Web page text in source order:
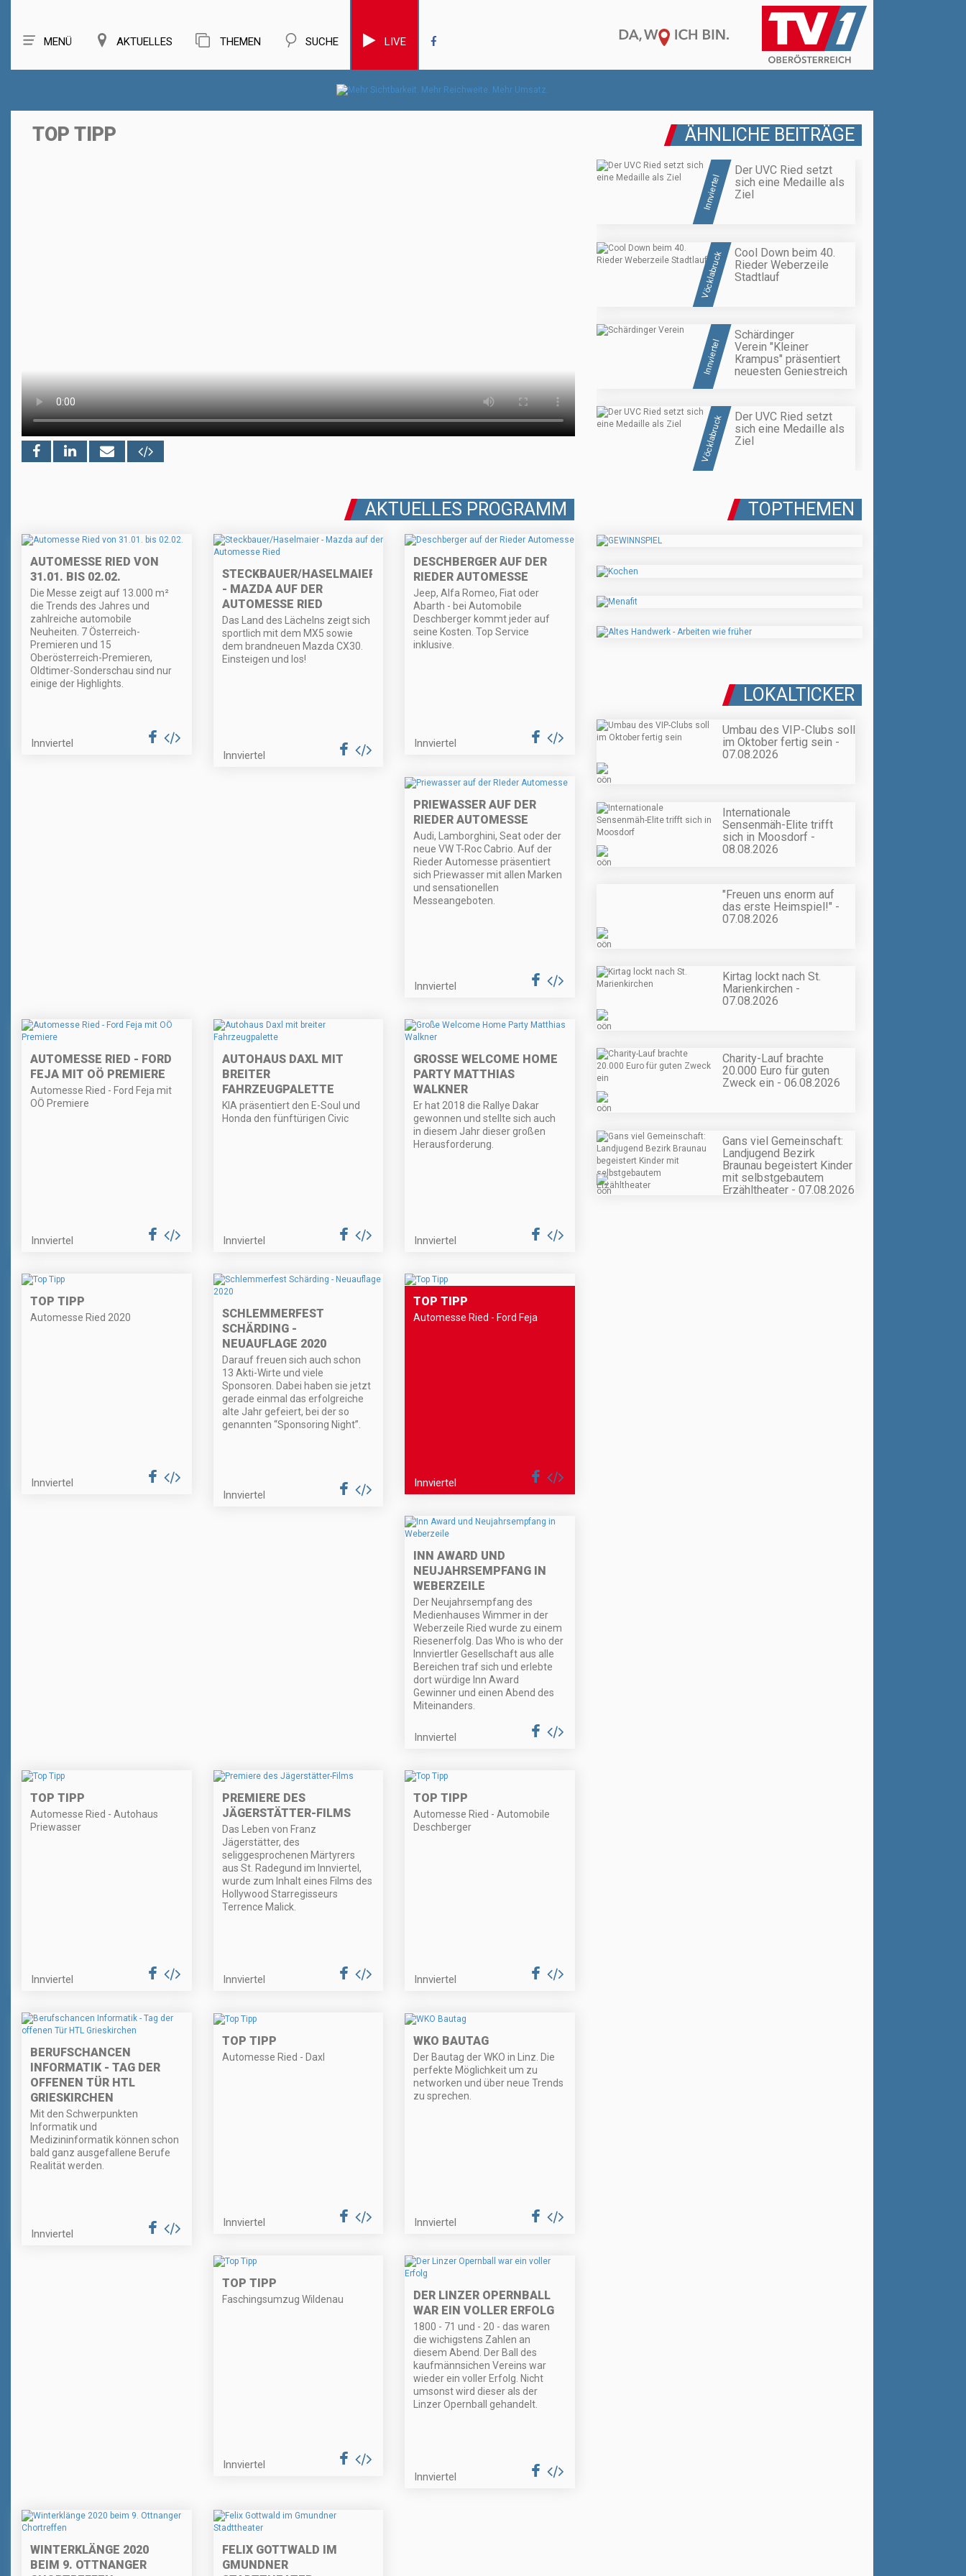
MENÜ AKTUELLES THEMEN SUCHE LIVE
TOP TIPP ÄHNLICHE BEITRÄGE
Innviertel
Der UVC Ried setzt
sich eine Medaille als
Ziel
Vöcklabruck
Cool Down beim 40.
Rieder Weberzeile
Stadtlauf
Innviertel
Schärdinger
Verein "Kleiner
Krampus" präsentiert
neuesten Geniestreich
Vöcklabruck
Der UVC Ried setzt
sich eine Medaille als
Ziel
AKTUELLES PROGRAMM
AUTOMESSE RIED VON
31.01. BIS 02.02.
Die Messe zeigt auf 13.000 m²
die Trends des Jahres und
zahlreiche automobile
Neuheiten. 7 Österreich-
Premieren und 15
Oberösterreich-Premieren,
Oldtimer-Sonderschau sind nur
einige der Highlights.
Innviertel
STECKBAUER/HASELMAIER
- MAZDA AUF DER
AUTOMESSE RIED
Das Land des Lächelns zeigt sich
sportlich mit dem MX5 sowie
dem brandneuen Mazda CX30.
Einsteigen und los!
Innviertel
DESCHBERGER AUF DER
RIEDER AUTOMESSE
Jeep, Alfa Romeo, Fiat oder
Abarth - bei Automobile
Deschberger kommt jeder auf
seine Kosten. Top Service
inklusive.
Innviertel
PRIEWASSER AUF DER
RIEDER AUTOMESSE
Audi, Lamborghini, Seat oder der
neue VW T-Roc Cabrio. Auf der
Rieder Automesse präsentiert
sich Priewasser mit allen Marken
und sensationellen
Messeangeboten.
Innviertel
AUTOMESSE RIED - FORD
FEJA MIT OÖ PREMIERE
Automesse Ried - Ford Feja mit
OÖ Premiere
Innviertel
AUTOHAUS DAXL MIT
BREITER
FAHRZEUGPALETTE
KIA präsentiert den E-Soul und
Honda den fünftürigen Civic
Innviertel
GROSSE WELCOME HOME P
ARTY MATTHIAS W
ALKNER
Er hat 2018 die Rallye Dakar
gewonnen und stellte sich auch
in diesem Jahr dieser großen
Herausforderung.
Innviertel
TOP TIPP
Automesse Ried 2020
Innviertel
SCHLEMMERFEST
SCHÄRDING -
NEUAUFLAGE 2020
Darauf freuen sich auch schon
13 Akti-Wirte und viele
Sponsoren. Dabei haben sie jetzt
gerade einmal das erfolgreiche
alte Jahr gefeiert, bei der so
genannten “Sponsoring Night”.
Innviertel
TOP TIPP
Automesse Ried - Ford Feja
Innviertel
INN AWARD UND
NEUJAHRSEMPFANG IN
WEBERZEILE
Der Neujahrsempfang des
Medienhauses Wimmer in der
Weberzeile Ried wurde zu einem
Riesenerfolg. Das Who is who der
Innviertler Gesellschaft aus alle
Bereichen traf sich und erlebte
dort würdige Inn Award
Gewinner und einen Abend des
Miteinanders.
Innviertel
TOP TIPP
Automesse Ried - Autohaus
Priewasser
Innviertel
PREMIERE DES
JÄGERSTÄTTER-FILMS
Das Leben von Franz
Jägerstätter, des
seliggesprochenen Märtyrers
aus St. Radegund im Innviertel,
wurde zum Inhalt eines Films des
Hollywood Starregisseurs
Terrence Malick.
Innviertel
TOP TIPP
Automesse Ried - Automobile
Deschberger
Innviertel
BERUFSCHANCEN
INFORMATIK - TAG DER
OFFENEN TÜR HTL
GRIESKIRCHEN
Mit den Schwerpunkten
Informatik und
Medizininformatik können schon
bald ganz ausgefallene Berufe
Realität werden.
Innviertel
TOP TIPP
Automesse Ried - Daxl
Innviertel
WKO BAUTAG
Der Bautag der WKO in Linz. Die
perfekte Möglichkeit um zu
networken und über neue Trends
zu sprechen.
Innviertel
TOP TIPP
Faschingsumzug Wildenau
Innviertel
DER LINZER OPERNBALL
WAR EIN VOLLER ERFOLG
1800 - 71 und - 20 - das waren
die wichigstens Zahlen an
diesem Abend. Der Ball des
kaufmännsichen Vereins war
wieder ein voller Erfolg. Nicht
umsonst wird dieser als der
Linzer Opernball gehandelt.
Innviertel
WINTERKLÄNGE 2020
BEIM 9. OTTNANGER
FELIX GOTTWALD IM
GMUNDNER
TOPTHEMEN
LOKALTICKER
Umbau des VIP-Clubs soll
im Oktober fertig sein -
07.08.2026
Internationale
Sensenmäh-Elite trifft
sich in Moosdorf -
08.08.2026
"Freuen uns enorm auf
das erste Heimspiel!" -
07.08.2026
Kirtag lockt nach St.
Marienkirchen -
07.08.2026
Charity-Lauf brachte
20.000 Euro für guten
Zweck ein - 06.08.2026
Gans viel Gemeinschaft:
Landjugend Bezirk
Braunau begeistert Kinder
mit selbstgebautem
Erzähltheater - 07.08.2026